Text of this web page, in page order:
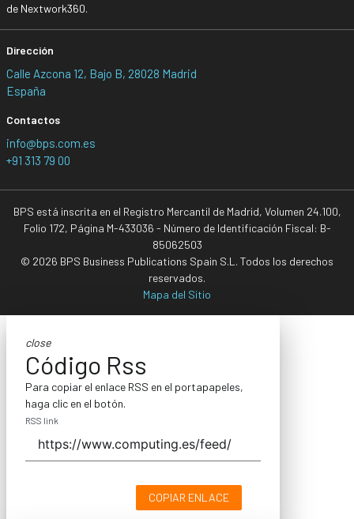
de Nextwork360.
Dirección
Calle Azcona 12, Bajo B, 28028 Madrid
España
Contactos
info@bps.com.es
+91 313 79 00
BPS está inscrita en el Registro Mercantil de Madrid, Volumen 24.100,
Folio 172, Página M-433036 - Número de Identificación Fiscal: B-
85062503
© 2026 BPS Business Publications Spain S.L. Todos los derechos
reservados.
Mapa del Sitio
close
Código Rss
Para copiar el enlace RSS en el portapapeles,
haga clic en el botón.
RSS link
COPIAR ENLACE